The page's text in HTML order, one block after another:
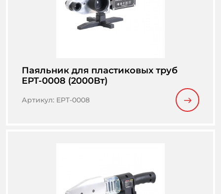
Паяльник для пластиковых труб
EPT-0008 (2000Вт)
Артикул: EPT-0008